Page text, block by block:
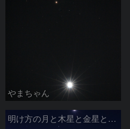
やまちゃん
明け方の月と木星と金星と火星